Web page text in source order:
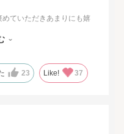
ていただきあまりにも嬉
いました。とても素敵な
き、心より感謝申し上げ
23 Like! 37